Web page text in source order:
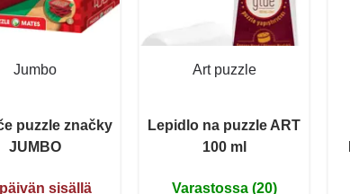
Jumbo
puzzle značky
JUMBO
sisällä
Art puzzle
Lepidlo na puzzle ART
100 ml
Varastossa (20)